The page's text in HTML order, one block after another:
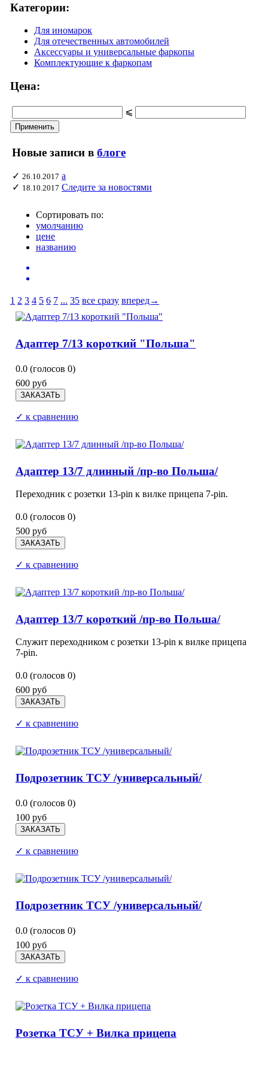
Категории:
Для иномарок
Для отечественных автомобилей
Аксессуары и универсальные фаркопы
Комплектующие к фаркопам
Цена:
⩽
Новые записи в блоге
✓ 26.10.2017 а
✓ 18.10.2017 Следите за новостями
Сортировать по:
умолчанию
цене
названию
1 2 3 4 5 6 7 ... 35 все сразу вперед→
Адаптер 7/13 короткий "Польша"
0.0 (голосов 0)
600 руб
✓ к сравнению
Адаптер 13/7 длинный /пр-во Польша/
Переходник с розетки 13-pin к вилке прицепа 7-pin.
0.0 (голосов 0)
500 руб
✓ к сравнению
Адаптер 13/7 короткий /пр-во Польша/
Служит переходником с розетки 13-pin к вилке прицепа
7-pin.
0.0 (голосов 0)
600 руб
✓ к сравнению
Подрозетник ТСУ /универсальный/
0.0 (голосов 0)
100 руб
✓ к сравнению
Подрозетник ТСУ /универсальный/
0.0 (голосов 0)
100 руб
✓ к сравнению
Розетка ТСУ + Вилка прицепа